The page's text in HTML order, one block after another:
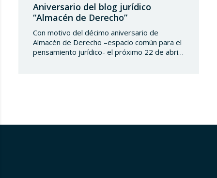
Aniversario del blog jurídico
“Almacén de Derecho”
Con motivo del décimo aniversario de
Almacén de Derecho –espacio común para el
pensamiento jurídico- el próximo 22 de abril